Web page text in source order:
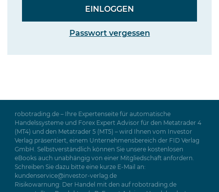
Passwort vergessen
robotrading.de – Ihre Expertenseite für automatische
Handelssysteme und Forex Expert Advisor für den Metatrader 4
(MT4) und den Metatrader 5 (MT5) – wird Ihnen vom Investor
Verlag präsentiert, einem Unternehmensbereich der FID Verlag
GmbH. Selbstverständlich können Sie unsere kostenlosen
eBooks auch unabhängig von einer Mitgliedschaft anfordern.
Schreiben Sie dazu bitte eine kurze E-Mail an:
kundenservice@investor-verlag.de
Risikowarnung: Der Handel mit den auf robotrading.de